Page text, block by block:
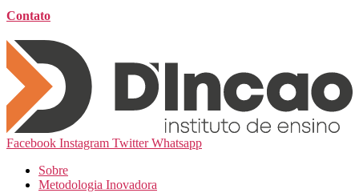
Contato
Facebook Instagram Twitter Whatsapp
Sobre
Metodologia Inovadora